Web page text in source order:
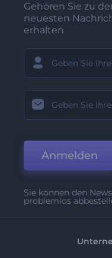
Gehören Sie zu
neuesten
erhalten
Anmelden
Sie können den
problemlos